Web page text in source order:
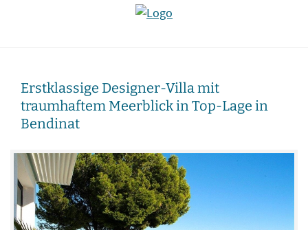
Erstklassige Designer-Villa mit
traumhaftem Meerblick in Top-Lage in
Bendinat